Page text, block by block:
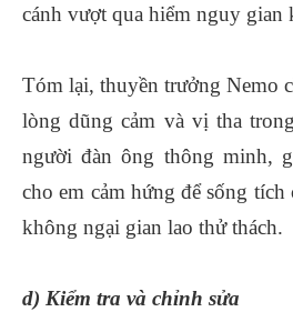
cánh vượt qua hiểm nguy gian
Tóm lại, thuyền trưởng Nemo
lòng dũng cảm và vị tha
người đàn ông thông minh,
cho em cảm hứng để sống tích
không ngại gian lao thử thách.
d) Kiểm tra và chỉnh sửa